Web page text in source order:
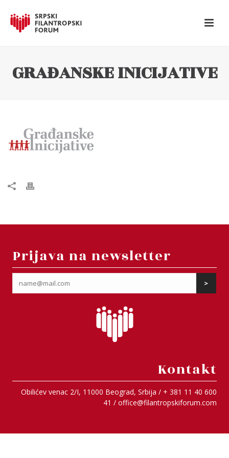
GRAĐANSKE INICIJATIVE
Prijava na newsletter
Kontakt
Obilićev venac 2/I, 11000 Beograd, Srbija / + 381 11 40 600
41 / office@filantropskiforum.com